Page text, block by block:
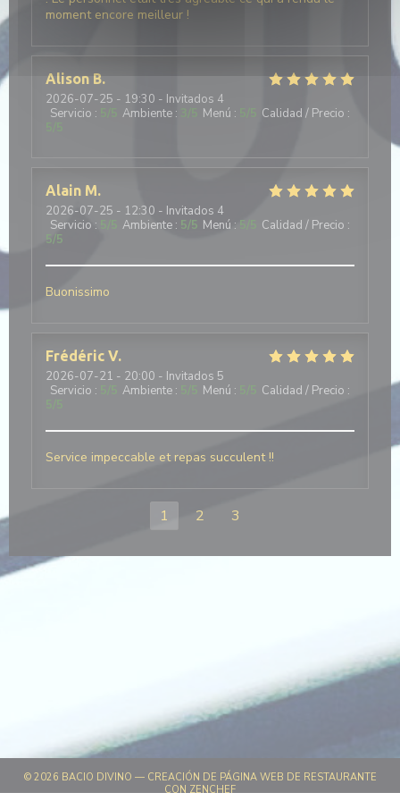
moment encore meilleur !
Alison B
2026-07-25 - 19:30 - Invitados 4
Servicio : Ambiente : Menú : Calidad / Precio :
Alain M
2026-07-25 - 12:30 - Invitados 4
Servicio : 5 /5 Ambiente : 5/5 Menú : 5/5 Calidad / Precio :
5/5
Buonissimo
Frédéric V
2026-07-21 - 20:00 - Invitados 5
Servicio : Ambiente : Menú : Calidad / Precio :
Service impeccable et repas succulent !!
1 2 3
© 2026 BACIO DIVINO — CREACIÓN DE PÁGINA WEB DE RESTAURANTE
CONZENCHEF((ABRE EN UNA NUEVA VENTANA))